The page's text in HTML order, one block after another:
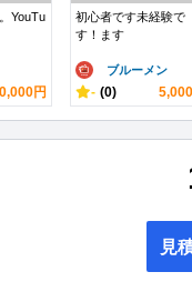
YouTu
円
初心者です未経験で
す！ます
ブルーメン
- (0)
見